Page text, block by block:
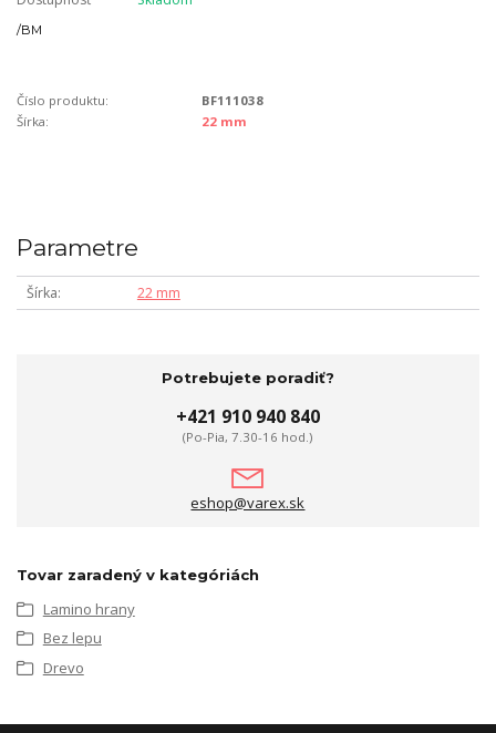
/BM
Číslo produktu:
BF111038
Šírka:
22 mm
Parametre
Šírka 22 mm
Potrebujete poradiť?
+421 910 940 840
(Po-Pia, 7.30-16 hod.)
eshop@varex.sk
Tovar zaradený v kategóriách
Lamino hrany
Bez lepu
Drevo